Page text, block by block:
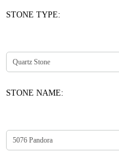
STONE TYPE:
STONE NAME: